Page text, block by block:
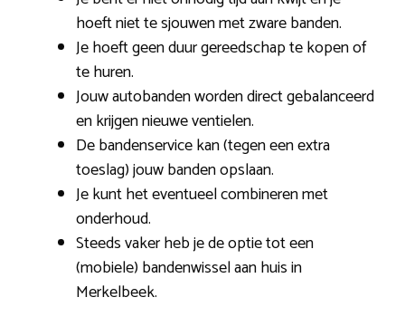
hoeft niet te sjouwen met zware banden.
Je hoeft geen duur gereedschap te kopen of
te huren.
Jouw autobanden worden direct gebalanceerd
en krijgen nieuwe ventielen.
De bandenservice kan (tegen een extra
toeslag) jouw banden opslaan.
Je kunt het eventueel combineren met
onderhoud.
Steeds vaker heb je de optie tot een
(mobiele) bandenwissel aan huis in
Merkelbeek.